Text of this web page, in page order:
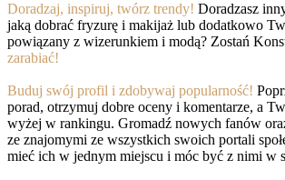
Doradzaj, inspiruj, twórz trendy! Doradzasz
jaką dobrać fryzurę i makijaż lub dodatkowo
powiązany z wizerunkiem i modą? Zostań
zarabiać!
Buduj swój profil i zdobywaj popularność!
porad, otrzymuj dobre oceny i komentarze, a
wyżej w rankingu. Gromadź nowych fanów
ze znajomymi ze wszystkich swoich portali
mieć ich w jednym miejscu i móc być z nimi w